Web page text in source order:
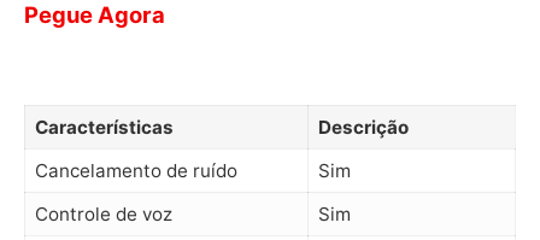
Pegue Agora
Características
Descrição
Cancelamento de ruído
Sim
Controle de voz
Sim